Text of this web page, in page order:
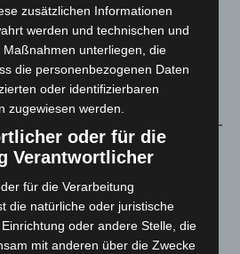
1.271
zusätzlichen Informationen
werden und technischen und
unterliegen, die
die personenbezogenen Daten
oder identifizierbaren
zugewiesen werden.
oder für die
Verantwortlicher
für die Verarbeitung
die natürliche oder juristische
oder andere Stelle, die
mit anderen über die Zwecke